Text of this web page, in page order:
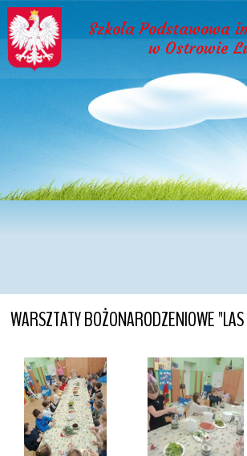
Szkoła Podstawowa
w Ostrowie
WARSZTATY BOŻONARODZENIOWE